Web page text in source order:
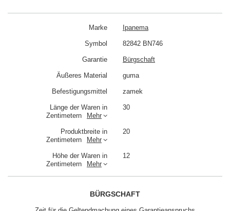
Marke Ipanema
Symbol 82842 BN746
Garantie Bürgschaft
Äußeres Material guma
Befestigungsmittel zamek
Länge der Waren in
Zentimetern
Mehr
30
Produktbreite in
Zentimetern
Mehr
20
Höhe der Waren in
Zentimetern
Mehr
12
BÜRGSCHAFT